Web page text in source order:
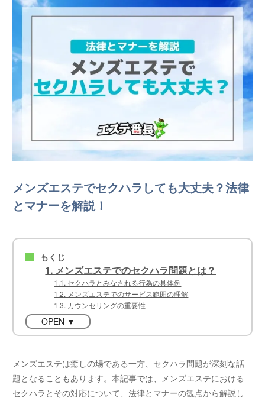
メンズエステでセクハラしても大丈夫？法律
とマナーを解説！
■ もくじ
1. メンズエステでのセクハラ問題とは？
1.1. セクハラとみなされる行為の具体例
1.2. メンズエステでのサービス範囲の理解
1.3. カウンセリングの重要性
OPEN ▼
メンズエステは癒しの場である一方、セクハラ問題が深刻な話
題となることもあります。本記事では、メンズエステにおける
セクハラとその対応について、法律とマナーの観点から解説し